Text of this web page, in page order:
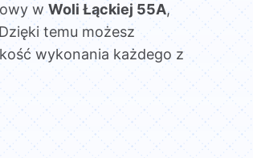
wWoli Łąckiej 55A,
temu możesz
wykonania każdego z